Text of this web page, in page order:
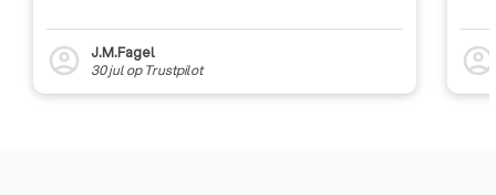
vertegenwoordigd en er is een
bestuur dat zich bezighoudt met
bedrijfskundige en
account_circle
J.M.Fagel
30 julop Trustpilot account_circle